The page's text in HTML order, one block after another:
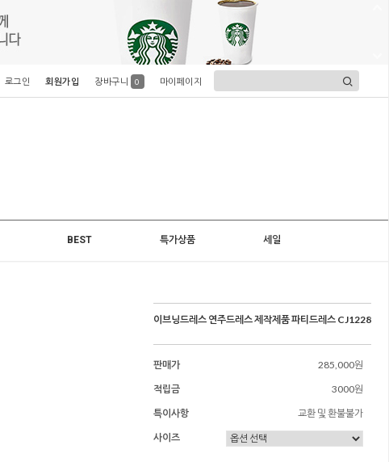
로그인 회원가입 장바구니 0 마이페이지
BEST 특가상품 세일
이브닝드레스 연주드레스 제작제품 파티드레스 CJ1228
판매가
285,000원
적립금
3000원
특이사항
교환 및 환불불가
사이즈